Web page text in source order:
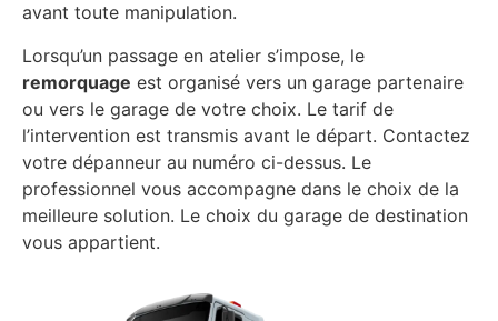
avant toute manipulation.
Lorsqu’un passage en atelier s’impose, le
remorquage est organisé vers un garage partenaire
ou vers le garage de votre choix. Le tarif de
l’intervention est transmis avant le départ. Contactez
votre dépanneur au numéro ci-dessus. Le
professionnel vous accompagne dans le choix de la
meilleure solution. Le choix du garage de destination
vous appartient.